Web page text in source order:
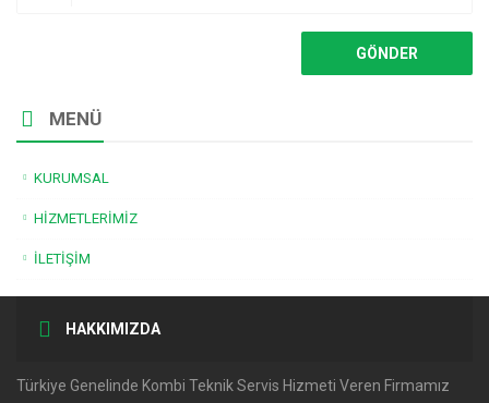
MENÜ
KURUMSAL
HIZMETLERIMIZ
İLETIŞIM
HAKKIMIZDA
Türkiye Genelinde Kombi Teknik Servis Hizmeti Veren Firmamız